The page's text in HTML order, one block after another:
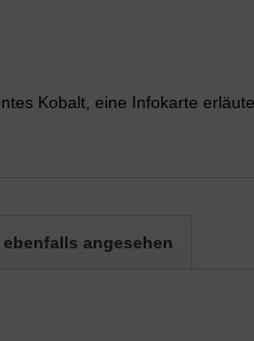
Kobalt, eine Infokarte
angesehen